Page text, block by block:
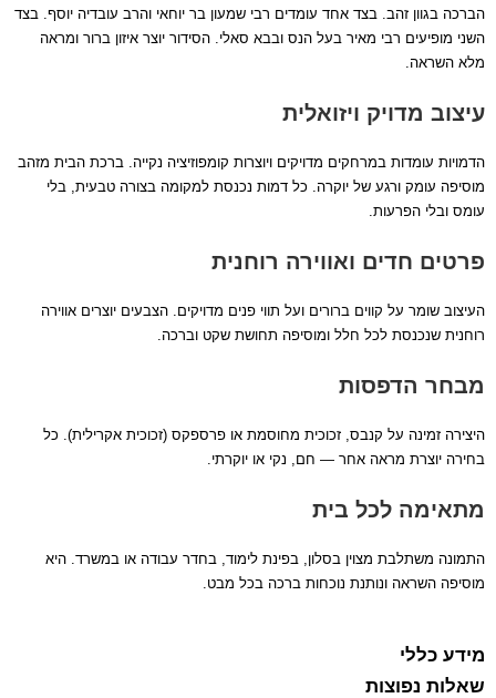
הברכה בגוון זהב. בצד אחד עומדים רבי שמעון בר יוחאי והרב עובדיה יוסף. בצד
השני מופיעים רבי מאיר בעל הנס ובבא סאלי. הסידור יוצר איזון ברור ומראה
מלא השראה.
עיצוב מדויק ויזואלית
הדמויות עומדות במרחקים מדויקים ויוצרות קומפוזיציה נקייה. ברכת הבית מזהב
מוסיפה עומק ורגע של יוקרה. כל דמות נכנסת למקומה בצורה טבעית, בלי
עומס ובלי הפרעות.
פרטים חדים ואווירה רוחנית
העיצוב שומר על קווים ברורים ועל תווי פנים מדויקים. הצבעים יוצרים אווירה
רוחנית שנכנסת לכל חלל ומוסיפה תחושת שקט וברכה.
מבחר הדפסות
היצירה זמינה על קנבס, זכוכית מחוסמת או פרספקס (זכוכית אקרילית). כל
בחירה יוצרת מראה אחר — חם, נקי או יוקרתי.
מתאימה לכל בית
התמונה משתלבת מצוין בסלון, בפינת לימוד, בחדר עבודה או במשרד. היא
מוסיפה השראה ונותנת נוכחות ברכה בכל מבט.
מידע כללי
שאלות נפוצות